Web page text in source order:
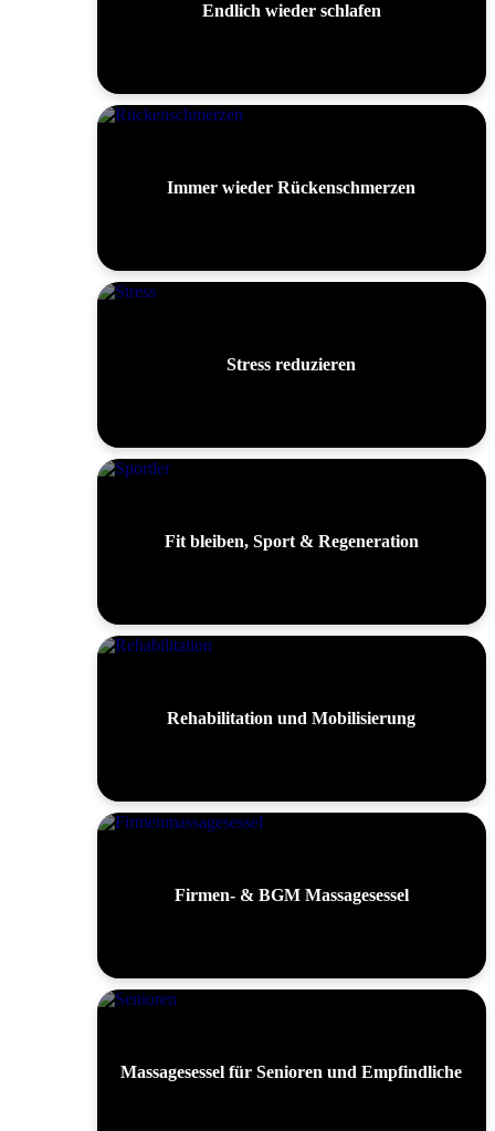
Endlich wieder schlafen
Immer wieder Rückenschmerzen
Stress reduzieren
Fit bleiben, Sport & Regeneration
Rehabilitation und Mobilisierung
Firmen- & BGM Massagesessel
Massagesessel für Senioren und Empfindliche